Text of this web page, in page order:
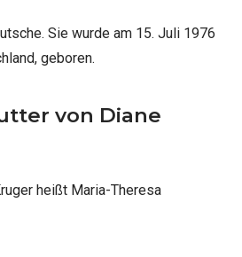
Sie wurde am 15. Juli 1976
geboren.
von Diane
heißt Maria-Theresa